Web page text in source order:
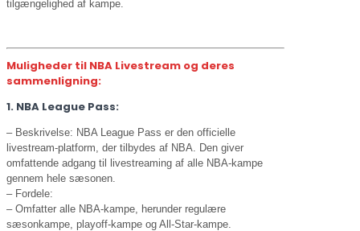
tilgængelighed af kampe.
Muligheder til NBA Livestream og deres
sammenligning:
1. NBA League Pass:
– Beskrivelse: NBA League Pass er den officielle
livestream-platform, der tilbydes af NBA. Den giver
omfattende adgang til livestreaming af alle NBA-kampe
gennem hele sæsonen.
– Fordele:
– Omfatter alle NBA-kampe, herunder regulære
sæsonkampe, playoff-kampe og All-Star-kampe.